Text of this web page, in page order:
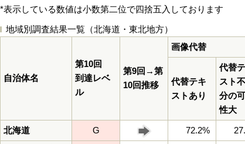
*表示している数値は小数第二位で四捨五入しております
地域別調査結果一覧（北海道・東北地方）
自治体名
第10回
到達レベ
ル
第9回→第
10回推移
画像代替
代替テキ
ストあり
代替
スト
分の
性大
北海道 G 72.2%